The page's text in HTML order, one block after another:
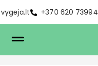
+370 620 73994